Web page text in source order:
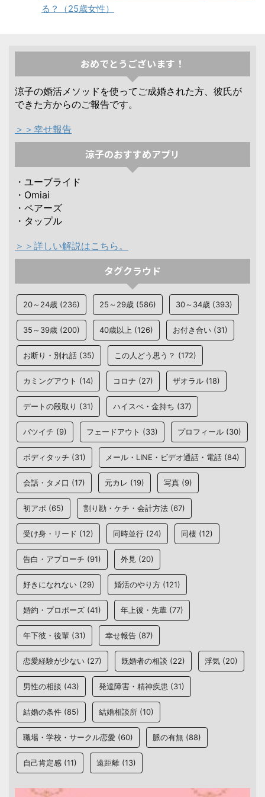
る？（25歳女性）
おめでとうございます！
涼子の婚活メソッドを使ってご成婚された方、彼氏が
できた方からのご報告です。
＞＞幸せ報告
涼子のおすすめアプリ
・ユーブライド
・Omiai
・ペアーズ
・タップル
＞＞詳しい解説はこちら。
タグクラウド
20～24歳 (236) 25～29歳 (586) 30～34歳 (393)
35～39歳 (200) 40歳以上 (126) お付き合い (31)
お断り・別れ話 (35) この人どう思う？ (172)
カミングアウト (14) コロナ (27) ザオラル (18)
デートの段取り (31) ハイスぺ・金持ち (37)
バツイチ (9) フェードアウト (33) プロフィール (30)
ボディタッチ (31) メール・LINE・ビデオ通話・電話 (84)
会話・タメ口 (17) 元カレ (19) 写真 (9)
初アポ (65) 割り勘・ケチ・会計方法 (67)
受け身・リード (12) 同時並行 (24) 同棲 (12)
告白・アプローチ (91) 外見 (20)
好きになれない (29) 婚活のやり方 (121)
婚約・プロポーズ (41) 年上彼・先輩 (77)
年下彼・後輩 (31) 幸せ報告 (87)
恋愛経験が少ない (27) 既婚者の相談 (22) 浮気 (20)
男性の相談 (43) 発達障害・精神疾患 (31)
結婚の条件 (85) 結婚相談所 (10)
職場・学校・サークル恋愛 (60) 脈の有無 (88)
自己肯定感 (11) 遠距離 (13)